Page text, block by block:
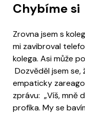
Chybíme si
Zrovna jsem s
mi zavibroval
kolega. Asi může
Dozvěděl jsem se,
empaticky
zprávu: „Víš, mně
profíka. My se